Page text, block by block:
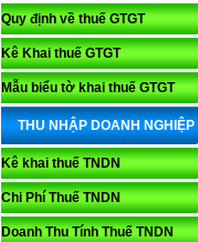
Quy định về thuế GTGT
Kê Khai thuế GTGT
Mẫu biểu tờ khai thuế GTGT
THU NHẬP DOANH NGHIỆP
Kê khai thuế TNDN
Chi Phí Thuế TNDN
Doanh Thu Tính Thuế TNDN